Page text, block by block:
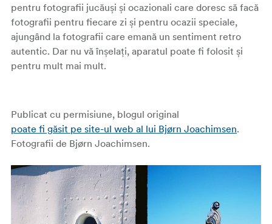
pentru fotografii jucăuși și ocazionali care doresc să facă
fotografii pentru fiecare zi și pentru ocazii speciale,
ajungând la fotografii care emană un sentiment retro
autentic. Dar nu vă înșelați, aparatul poate fi folosit și
pentru mult mai mult.
Publicat cu permisiune, blogul original
poate fi găsit pe site-ul web al lui Bjørn Joachimsen.
Fotografii de Bjørn Joachimsen.